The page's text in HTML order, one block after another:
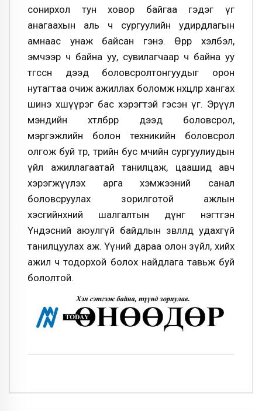
сонирхол тун ховор байгаа гэдэг үг
анагаахын аль ч сургуулийн удирдлагын
амнаас унаж байсан гэнэ. Өөрөөр хэлбэл,
эмчээр ч байна уу, сувилагчаар ч байна уу
төгссөн дээд боловсролтонгуудыг орон
нутагтаа очиж ажиллах боломж нөхцөлөөр хангах
шинэ хөшүүрэг бас хэрэгтэй гэсэн үг. Эрүүл
мэндийн хөтөлбөрөөр дээд боловсрол,
мэргэжлийн болон техникийн боловсрол
олгож буй төр, төрийн бус өмчийн сургуулиудын
үйл ажиллагаатай танилцаж, цаашид авч
хэрэгжүүлэх арга хэмжээний санал
боловсруулах зорилготой ажлын
хэсгийнхний шалгалтын дүнг нэгтгэн
Үндэсний аюулгүй байдлын зөвлөлд удахгүй
танилцуулах аж. Үүний дараа олон зүйл, хийх
ажил ч тодорхой болох найдлага тавьж буй
бололтой.